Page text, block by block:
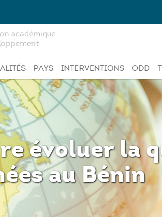
académique
PAYS INTERVENTIONS ODD
évoluer la
au Bénin